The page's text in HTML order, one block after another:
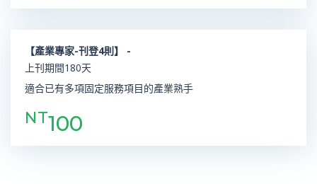
【產業專家-刊登4則】 -
上刊期間180天
適合已有多項固定服務項目的產業熟手
NT100